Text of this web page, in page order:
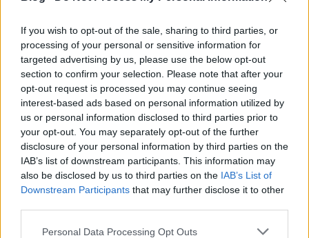
If you wish to opt-out of the sale, sharing to third parties, or
processing of your personal or sensitive information for
targeted advertising by us, please use the below opt-out
section to confirm your selection. Please note that after your
opt-out request is processed you may continue seeing
interest-based ads based on personal information utilized by
us or personal information disclosed to third parties prior to
your opt-out. You may separately opt-out of the further
disclosure of your personal information by third parties on the
IAB’s list of downstream participants. This information may
also be disclosed by us to third parties on the IAB’s List of
Downstream Participants that may further disclose it to other
Please note that this website/app uses one or more Google
Personal Data Processing Opt Outs
Miért imádták a bűvészek David
Copperfieldet és miért utálják
Dynamót?
Kelle Botond•2014. augusztus 16.
Gyakorlatilag mióta tv létezik, vannak benne
bűvészek. Ugyanúgy ahogy a mozi megjelenésével is
szinte egyidőben jelentek meg a vásznon kollégáink.
De nyilván csak a bűvészek egy töredéke jutott régen
és jut ma is lehetőséghez ezekben a médiumokban.
Így az sem új jelenség,…